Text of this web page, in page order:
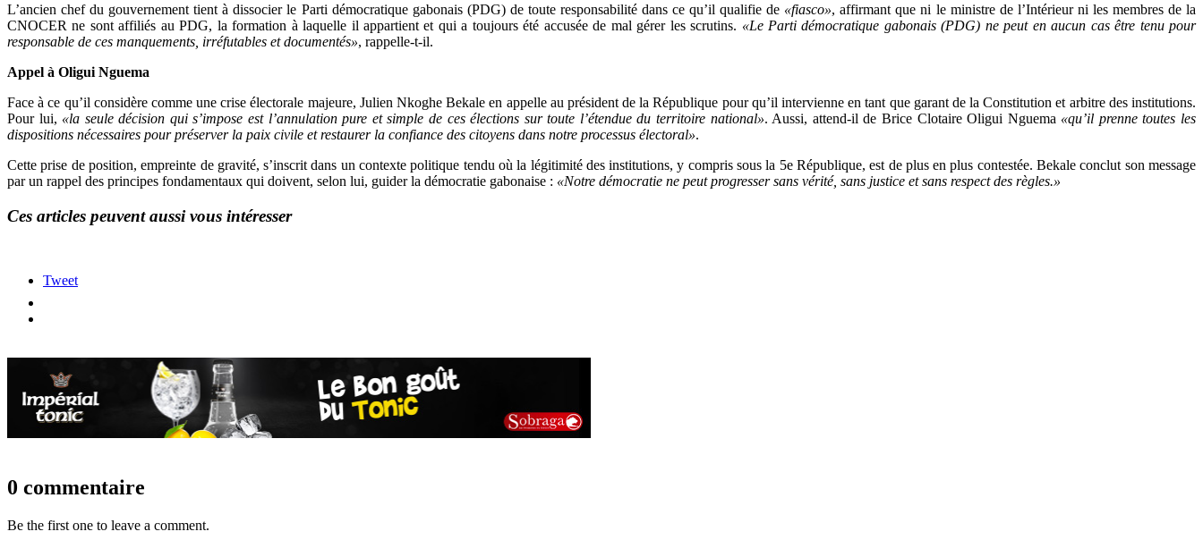
L’ancien chef du gouvernement tient à dissocier le Parti démocratique gabonais (PDG) de toute responsabilité dans ce qu’il qualifie de «fiasco», affirmant que ni le ministre de l’Intérieur ni les membres de la
CNOCER ne sont affiliés au PDG, la formation à laquelle il appartient et qui a toujours été accusée de mal gérer les scrutins. «Le Parti démocratique gabonais (PDG) ne peut en aucun cas être tenu pour
responsable de ces manquements, irréfutables et documentés», rappelle-t-il.
Appel à Oligui Nguema
Face à ce qu’il considère comme une crise électorale majeure, Julien Nkoghe Bekale en appelle au président de la République pour qu’il intervienne en tant que garant de la Constitution et arbitre des institutions.
Pour lui, «la seule décision qui s’impose est l’annulation pure et simple de ces élections sur toute l’étendue du territoire national». Aussi, attend-il de Brice Clotaire Oligui Nguema «qu’il prenne toutes les
dispositions nécessaires pour préserver la paix civile et restaurer la confiance des citoyens dans notre processus électoral».
Cette prise de position, empreinte de gravité, s’inscrit dans un contexte politique tendu où la légitimité des institutions, y compris sous la 5e République, est de plus en plus contestée. Bekale conclut son message
par un rappel des principes fondamentaux qui doivent, selon lui, guider la démocratie gabonaise : «Notre démocratie ne peut progresser sans vérité, sans justice et sans respect des règles.»
Ces articles peuvent aussi vous intéresser
Tweet
0 commentaire
Be the first one to leave a comment.